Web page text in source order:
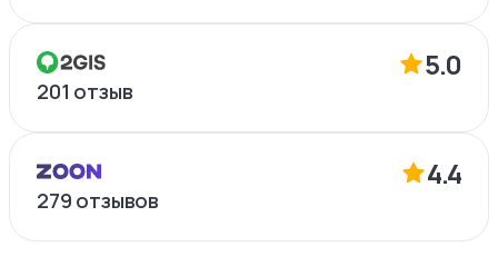
5.0
201 отзыв
4.4
279 отзывов